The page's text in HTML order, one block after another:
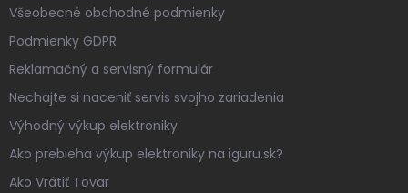
Všeobecné obchodné podmienky
Podmienky GDPR
Reklamačný a servisný formulár
Nechajte si naceniť servis svojho zariadenia
Výhodný výkup elektroniky
Ako prebieha výkup elektroniky na iguru.sk?
Ako Vrátiť Tovar